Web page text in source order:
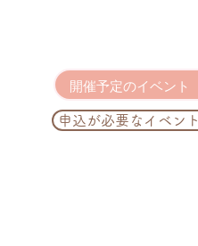
開催予定のイベント
申込が必要なイベント